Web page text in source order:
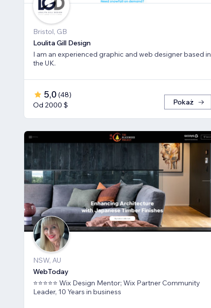
Bristol, GB
Loulita Gill Design
I am an experienced graphic and web designer based in
the UK.
5,0 (48)
Od 2000 $
Pokaż
NSW, AU
WebToday
⭐⭐⭐⭐⭐ Wix Design Mentor; Wix Partner Community
Leader, 10 Years in business